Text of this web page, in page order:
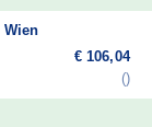
Wien
€ 106,04